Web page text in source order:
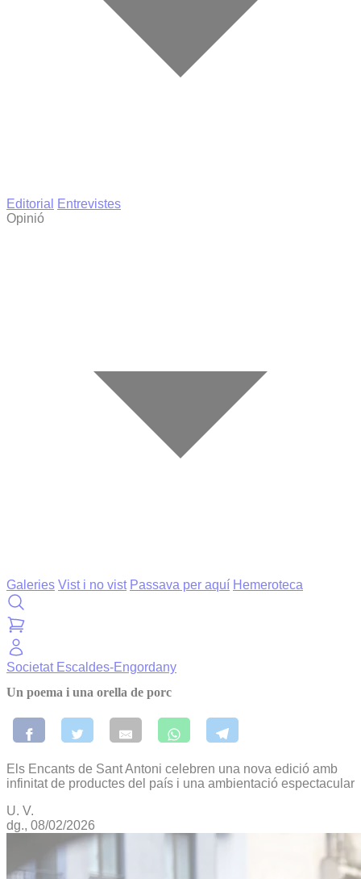
Editorial
Entrevistes
Opinió
Galeries Vist i no vist Passava per aquí Hemeroteca
Societat Escaldes-Engordany
Un poema i una orella de porc
Els Encants de Sant Antoni celebren una nova edició amb
infinitat de productes del país i una ambientació espectacular
U. V.
dg., 08/02/2026